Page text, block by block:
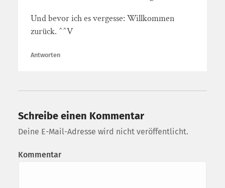
Und bevor ich es vergesse: Willkommen
zurück. ^^V
Antworten
Schreibe einen Kommentar
Deine E-Mail-Adresse wird nicht veröffentlicht.
Kommentar